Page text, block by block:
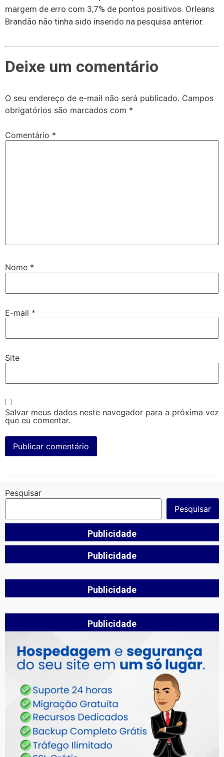
margem de erro com 3,7% de pontos positivos. Orleans
Brandão não tinha sido inserido na pesquisa anterior.
Deixe um comentário
O seu endereço de e-mail não será publicado. Campos
obrigatórios são marcados com *
Comentário *
Nome *
E-mail *
Site
Salvar meus dados neste navegador para a próxima vez
que eu comentar.
Pesquisar
Pesquisar
Publicidade
Publicidade
Publicidade
Publicidade